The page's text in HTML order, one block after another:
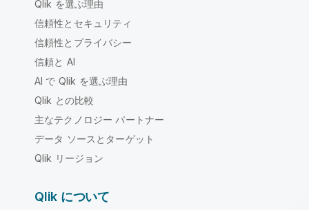
Qlik を選ぶ理由
信頼性とセキュリティ
信頼性とプライバシー
信頼と AI
AI で Qlik を選ぶ理由
Qlik との比較
主なテクノロジー パートナー
データ ソースとターゲット
Qlik リージョン
Qlik について